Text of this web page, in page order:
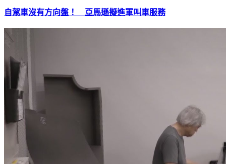
自駕車沒有方向盤！ 亞馬遜擬進軍叫車服務